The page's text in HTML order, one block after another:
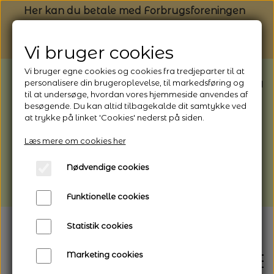
Her kan du betale med Forbrugsforeningen
BEMÆRK: Butikken har ferielukket* fra
1/8 - 9/8 - 2026
*Webshoppen er åben og sender hele
afhentning
Vi gør opmærksom på, at der kan være lidt
længere leveringstid
Vi bruger cookies
Vi bruger egne cookies og cookies fra tredjeparter til at
personalisere din brugeroplevelse, til markedsføring og
til at undersøge, hvordan vores hjemmeside anvendes af
besøgende. Du kan altid tilbagekalde dit samtykke ved
at trykke på linket 'Cookies' nederst på siden.
Læs mere om cookies her
Nødvendige cookies
Funktionelle cookies
Statistik cookies
Marketing cookies